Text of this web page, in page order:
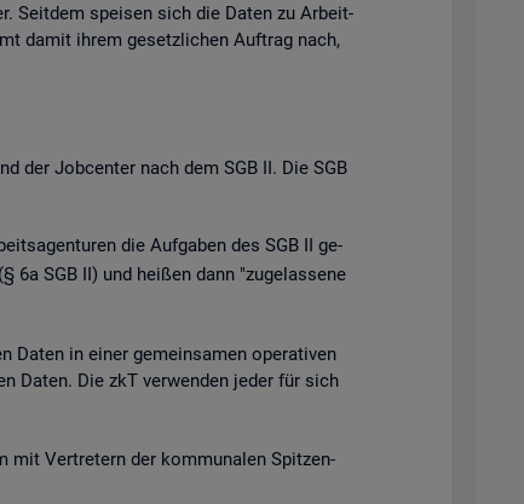
Seit­dem spei­sen sich die Daten zu Ar­beit­
damit ihrem ge­setz­li­chen Auf­trag nach,
der Job­cen­ter nach dem SGB II. Die SGB
die Auf­ga­ben des SGB II ge­
6a SGB II) und hei­ßen dann "zu­ge­las­se­ne
Daten in einer ge­mein­sa­men ope­ra­ti­ven
Daten. Die zkT ver­wen­den jeder für sich
mit Ver­tre­tern der kom­mu­na­len Spit­zen­